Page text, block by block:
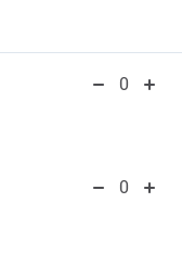
0
0